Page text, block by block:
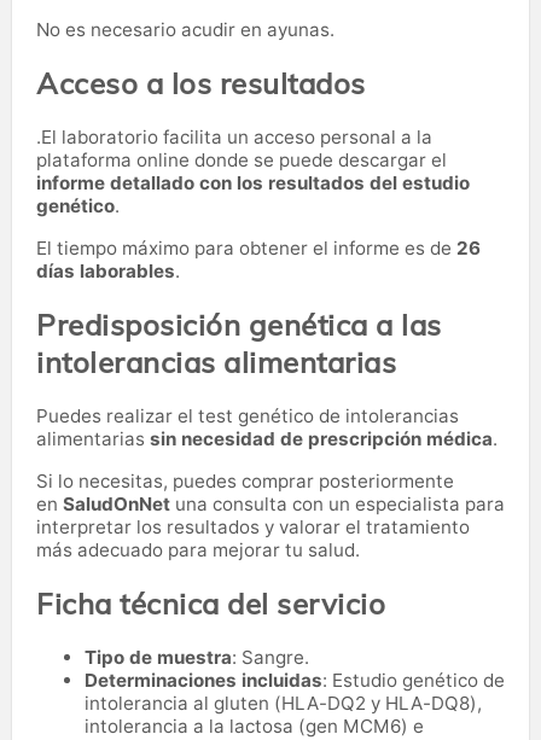
No es necesario acudir en ayunas.
Acceso a los resultados
.El laboratorio facilita un acceso personal a la
plataforma online donde se puede descargar el
informe detallado con los resultados del estudio
genético.
El tiempo máximo para obtener el informe es de 26
días laborables.
Predisposición genética a las
intolerancias alimentarias
Puedes realizar el test genético de intolerancias
alimentarias sin necesidad de prescripción médica.
Si lo necesitas, puedes comprar posteriormente
en SaludOnNet una consulta con un especialista para
interpretar los resultados y valorar el tratamiento
más adecuado para mejorar tu salud.
Ficha técnica del servicio
Tipo de muestra: Sangre.
Determinaciones incluidas: Estudio genético de
intolerancia al gluten (HLA-DQ2 y HLA-DQ8),
intolerancia a la lactosa (gen MCM6) e